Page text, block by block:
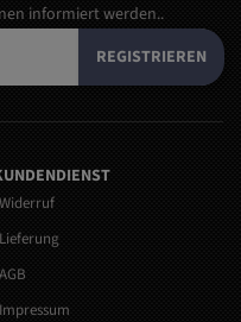
informiert werden..
REGISTRIEREN
Widerruf
Lieferung
AGB
Impressum